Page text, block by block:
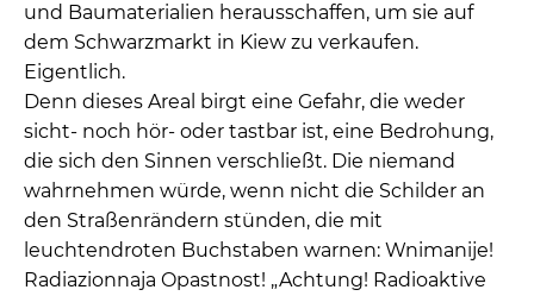
und Baumaterialien herausschaffen, um sie auf
dem Schwarzmarkt in Kiew zu verkaufen.
Eigentlich.
Denn dieses Areal birgt eine Gefahr, die weder
sicht- noch hör- oder tastbar ist, eine Bedrohung,
die sich den Sinnen verschließt. Die niemand
wahrnehmen würde, wenn nicht die Schilder an
den Straßenrändern stünden, die mit
leuchtendroten Buchstaben warnen: Wnimanije!
Radiazionnaja Opastnost! „Achtung! Radioaktive